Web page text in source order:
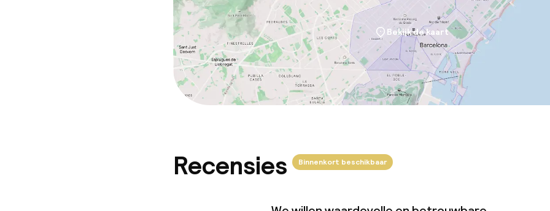
Bekijk de kaart
Recensies Binnenkort beschikbaar